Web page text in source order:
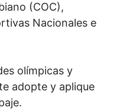
(COC),
Nacionales e
olímpicas y
adopte y aplique